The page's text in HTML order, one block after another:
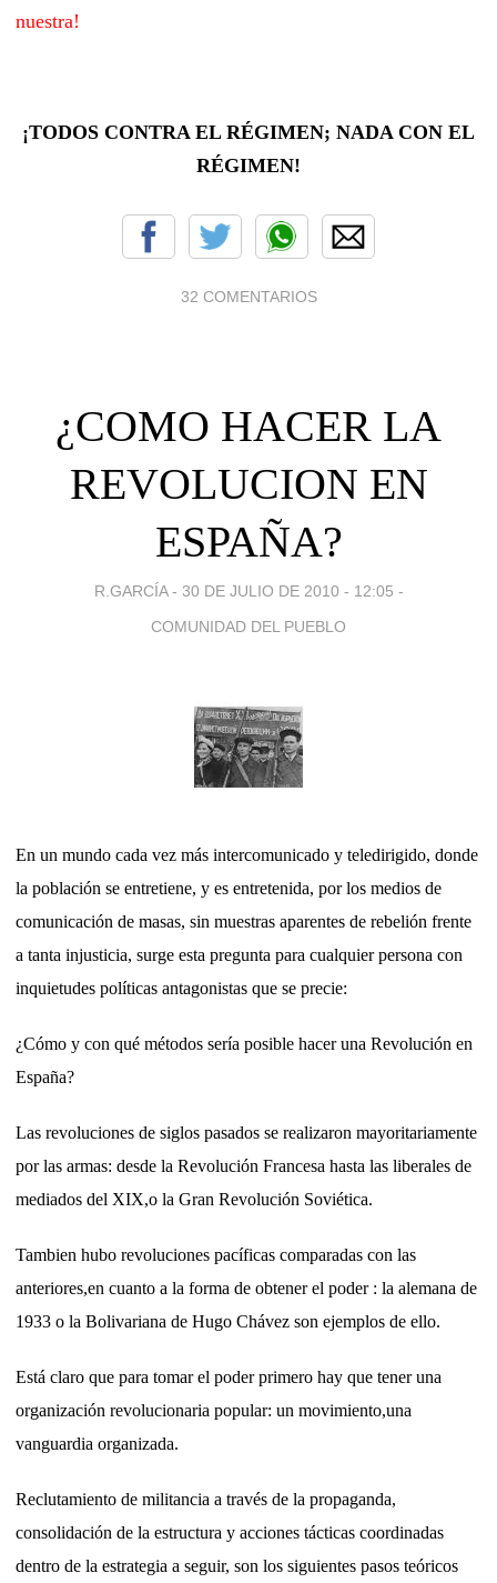
nuestra!
¡TODOS CONTRA EL RÉGIMEN; NADA CON EL
RÉGIMEN!
32 COMENTARIOS
¿COMO HACER LA
REVOLUCION EN
ESPAÑA?
R.GARCÍA - 30 DE JULIO DE 2010 - 12:05 -
COMUNIDAD DEL PUEBLO
En un mundo cada vez más intercomunicado y teledirigido, donde
la población se entretiene, y es entretenida, por los medios de
comunicación de masas, sin muestras aparentes de rebelión frente
a tanta injusticia, surge esta pregunta para cualquier persona con
inquietudes políticas antagonistas que se precie:
¿Cómo y con qué métodos sería posible hacer una Revolución en
España?
Las revoluciones de siglos pasados se realizaron mayoritariamente
por las armas: desde la Revolución Francesa hasta las liberales de
mediados del XIX,o la Gran Revolución Soviética.
Tambien hubo revoluciones pacíficas comparadas con las
anteriores,en cuanto a la forma de obtener el poder : la alemana de
1933 o la Bolivariana de Hugo Chávez son ejemplos de ello.
Está claro que para tomar el poder primero hay que tener una
organización revolucionaria popular: un movimiento,una
vanguardia organizada.
Reclutamiento de militancia a través de la propaganda,
consolidación de la estructura y acciones tácticas coordinadas
dentro de la estrategia a seguir, son los siguientes pasos teóricos